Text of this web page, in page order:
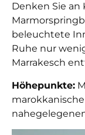
Denken Sie an
beleuchtete
Ruhe nur
Marrakesch
Höhepunkte: